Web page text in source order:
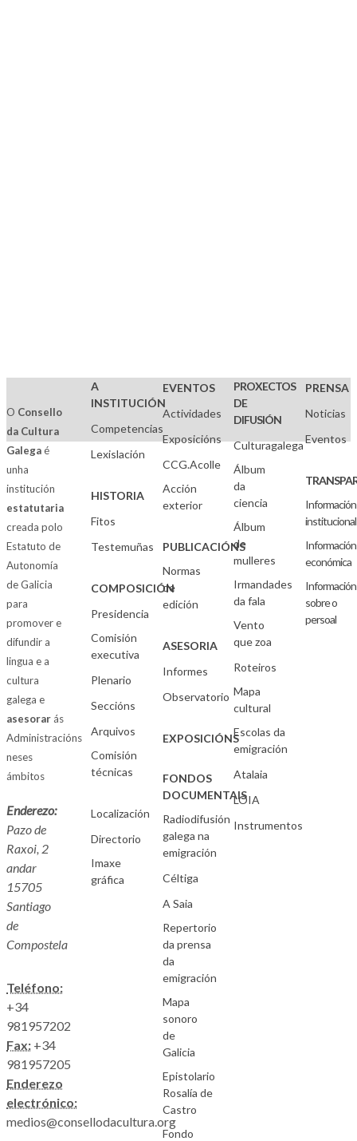
O Consello
da Cultura
Galegaé
unha
institución
estatutaria
creada polo
Estatuto de
Autonomía
de Galicia
para
promover e
difundir a
lingua e a
cultura
galega e
asesorarás
Administracións
neses
ámbitos
Enderezo:
Pazo de
Raxoi, 2
andar
15705
Santiago
de
Compostela
Teléfono:
+34
981957202
Fax: +34
981957205
Enderezo
electrónico:
medios@consellodacultura.org
A
INSTITUCIÓN
Competencias
Lexislación
HISTORIA
Fitos
Testemuñas
COMPOSICIÓN
Presidencia
Comisión
executiva
Plenario
Seccións
Arquivos
Comisión
técnicas
Localización
Directorio
Imaxe
gráfica
EVENTOS
Actividades
Exposicións
CCG.Acolle
Acción
exterior
PUBLICACIÓNS
Normas
de
edición
ASESORIA
Informes
Observatorio
EXPOSICIÓNS
FONDOS
DOCUMENTAIS
Radiodifusión
galega na
emigración
Céltiga
A Saia
Repertorio
da prensa
da
emigración
Mapa
sonoro
de
Galicia
Epistolario
Rosalía de
Castro
Fondo
PROXECTOS
DE
DIFUSIÓN
Culturagalega
Álbum
da
ciencia
Álbum
de
mulleres
Irmandades
da fala
Vento
que zoa
Roteiros
Mapa
cultural
Escolas da
emigración
Atalaia
LOIA
Instrumentos
PRENSA
Noticias
Eventos
Información
institucional
Información
económica
Información
sobre o
persoal